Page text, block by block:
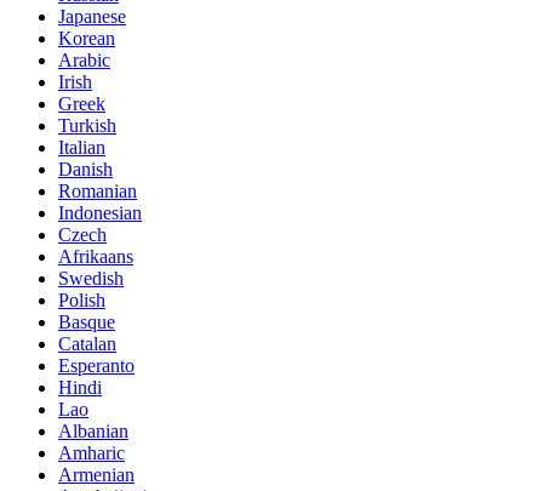
Japanese
Korean
Arabic
Irish
Greek
Turkish
Italian
Danish
Romanian
Indonesian
Czech
Afrikaans
Swedish
Polish
Basque
Catalan
Esperanto
Hindi
Lao
Albanian
Amharic
Armenian